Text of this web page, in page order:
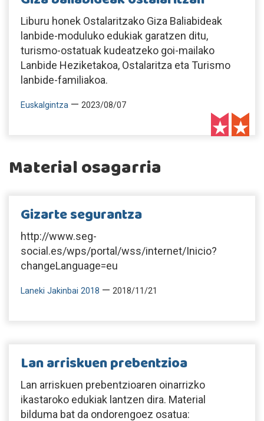
Liburu honek Ostalaritzako Giza Baliabideak
lanbide-moduluko edukiak garatzen ditu,
turismo-ostatuak kudeatzeko goi-mailako
Lanbide Heziketakoa, Ostalaritza eta Turismo
lanbide-familiakoa.
Euskalgintza — 2023/08/07
Material osagarria
Gizarte segurantza
http://www.seg-
social.es/wps/portal/wss/internet/Inicio?
changeLanguage=eu
Laneki Jakinbai 2018 — 2018/11/21
Lan arriskuen prebentzioa
Lan arriskuen prebentzioaren oinarrizko
ikastaroko edukiak lantzen dira. Material
bilduma bat da ondorengoez osatua: